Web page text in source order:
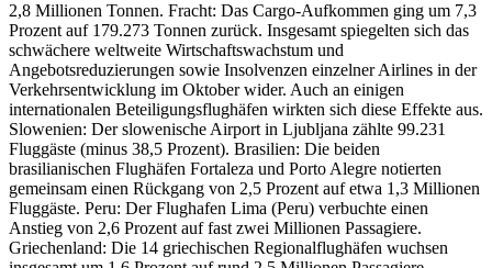
2,8 Millionen Tonnen. Fracht: Das Cargo-Aufkommen ging um 7,3
Prozent auf 179.273 Tonnen zurück. Insgesamt spiegelten sich das
schwächere weltweite Wirtschaftswachstum und
Angebotsreduzierungen sowie Insolvenzen einzelner Airlines in der
Verkehrsentwicklung im Oktober wider. Auch an einigen
internationalen Beteiligungsflughäfen wirkten sich diese Effekte aus.
Slowenien: Der slowenische Airport in Ljubljana zählte 99.231
Fluggäste (minus 38,5 Prozent). Brasilien: Die beiden
brasilianischen Flughäfen Fortaleza und Porto Alegre notierten
gemeinsam einen Rückgang von 2,5 Prozent auf etwa 1,3 Millionen
Fluggäste. Peru: Der Flughafen Lima (Peru) verbuchte einen
Anstieg von 2,6 Prozent auf fast zwei Millionen Passagiere.
Griechenland: Die 14 griechischen Regionalflughäfen wuchsen